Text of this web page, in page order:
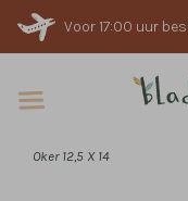
Voor 17:00 uur
Oker 12,5 X 14